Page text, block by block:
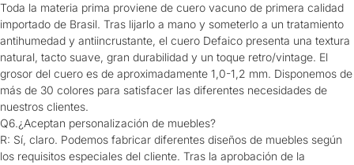
Toda la materia prima proviene de cuero vacuno de primera calidad
importado de Brasil. Tras lijarlo a mano y someterlo a un tratamiento
antihumedad y antiincrustante, el cuero Defaico presenta una textura
natural, tacto suave, gran durabilidad y un toque retro/vintage. El
grosor del cuero es de aproximadamente 1,0-1,2 mm. Disponemos de
más de 30 colores para satisfacer las diferentes necesidades de
nuestros clientes.
Q6.¿Aceptan personalización de muebles?
R: Sí, claro. Podemos fabricar diferentes diseños de muebles según
los requisitos especiales del cliente. Tras la aprobación de la